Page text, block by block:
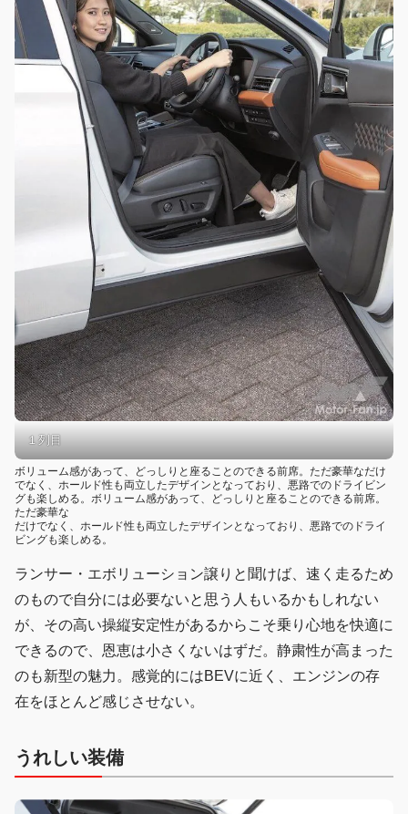
１列目
ボリューム感があって、どっしりと座ることのできる前席。ただ豪華なだけ
でなく、ホールド性も両立したデザインとなっており、悪路でのドライビン
グも楽しめる。ボリューム感があって、どっしりと座ることのできる前席。
ただ豪華な
だけでなく、ホールド性も両立したデザインとなっており、悪路でのドライ
ビングも楽しめる。
ランサー・エボリューション譲りと聞けば、速く走るため
のもので自分には必要ないと思う人もいるかもしれない
が、その高い操縦安定性があるからこそ乗り心地を快適に
できるので、恩恵は小さくないはずだ。静粛性が高まった
のも新型の魅力。感覚的にはBEVに近く、エンジンの存
在をほとんど感じさせない。
うれしい装備